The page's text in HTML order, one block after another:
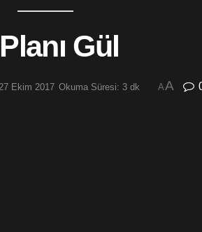
Gül
27 Ekim 2017 Okuma Süresi: 3 dk AA